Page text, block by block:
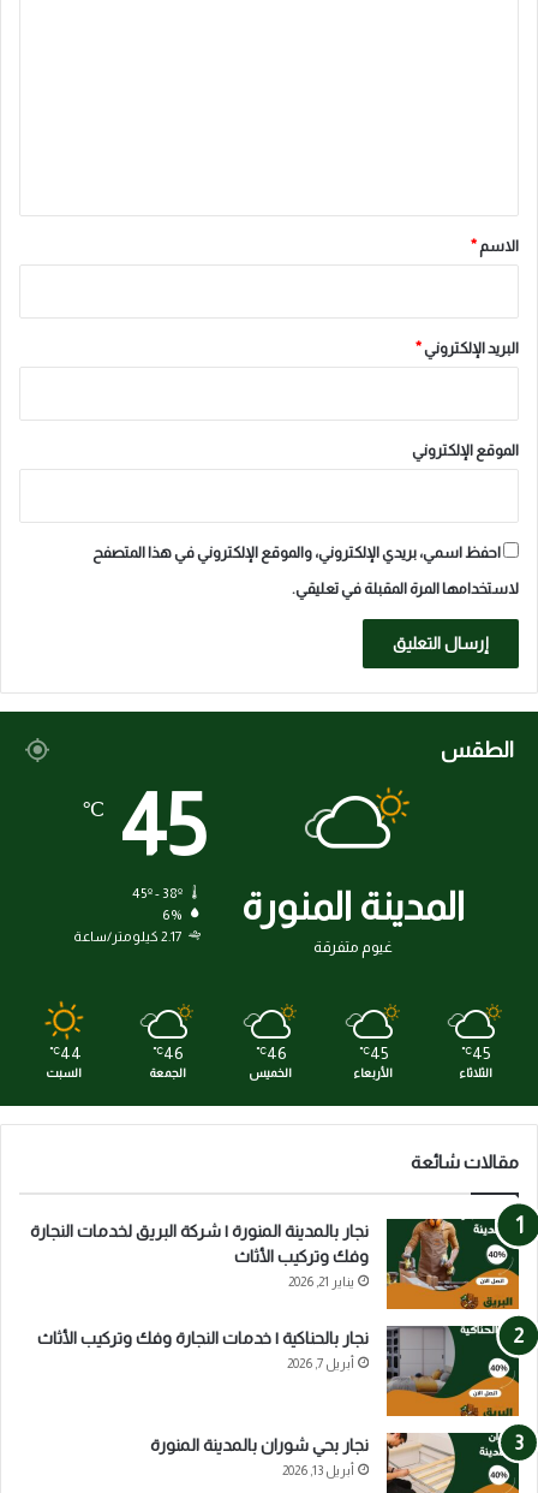
*
الاسم *
البريد الإلكتروني*
الموقع الإلكتروني
احفظ اسمي، بريدي الإلكتروني، والموقع الإلكتروني في هذا المتصفح
لاستخدامها المرة المقبلة في تعليقي.
الطقس
المدينة المنورة
غيوم متفرقة
45
℃
6%
2.17 كيلومتر/ساعة
45
℃
الثلاثاء
45
℃
الأربعاء
46
℃
الخميس
46
℃
الجمعة
44
℃
السبت
مقالات شائعة
نجار بالمدينة المنورة | شركة البريق لخدمات النجارة
وفك وتركيب الأثاث
يناير 21, 2026
نجار بالحناكية | خدمات النجارة وفك وتركيب الأثاث
أبريل 7, 2026
نجار بحي شوران بالمدينة المنورة
أبريل 13, 2026